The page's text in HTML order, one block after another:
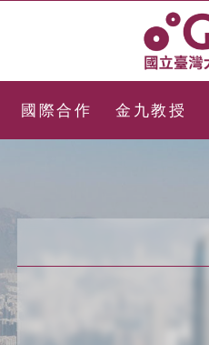
國際合作 金九教授